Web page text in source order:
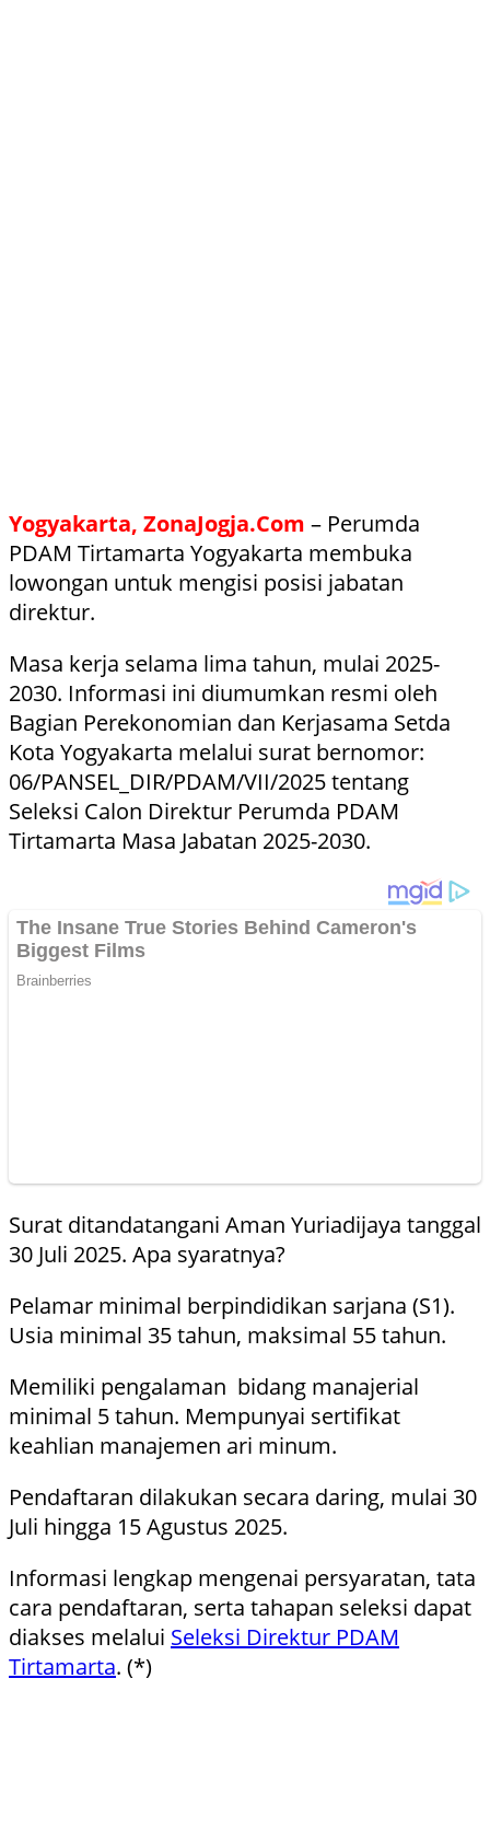
Yogyakarta, ZonaJogja.Com – Perumda
PDAM Tirtamarta Yogyakarta membuka
lowongan untuk mengisi posisi jabatan
direktur.
Masa kerja selama lima tahun, mulai 2025-
2030. Informasi ini diumumkan resmi oleh
Bagian Perekonomian dan Kerjasama Setda
Kota Yogyakarta melalui surat bernomor:
06/PANSEL_DIR/PDAM/VII/2025 tentang
Seleksi Calon Direktur Perumda PDAM
Tirtamarta Masa Jabatan 2025-2030.
Surat ditandatangani Aman Yuriadijaya tanggal
30 Juli 2025. Apa syaratnya?
Pelamar minimal berpindidikan sarjana (S1).
Usia minimal 35 tahun, maksimal 55 tahun.
Memiliki pengalaman bidang manajerial
minimal 5 tahun. Mempunyai sertifikat
keahlian manajemen ari minum.
Pendaftaran dilakukan secara daring, mulai 30
Juli hingga 15 Agustus 2025.
Informasi lengkap mengenai persyaratan, tata
cara pendaftaran, serta tahapan seleksi dapat
diakses melalui Seleksi Direktur PDAM
Tirtamarta. (*)